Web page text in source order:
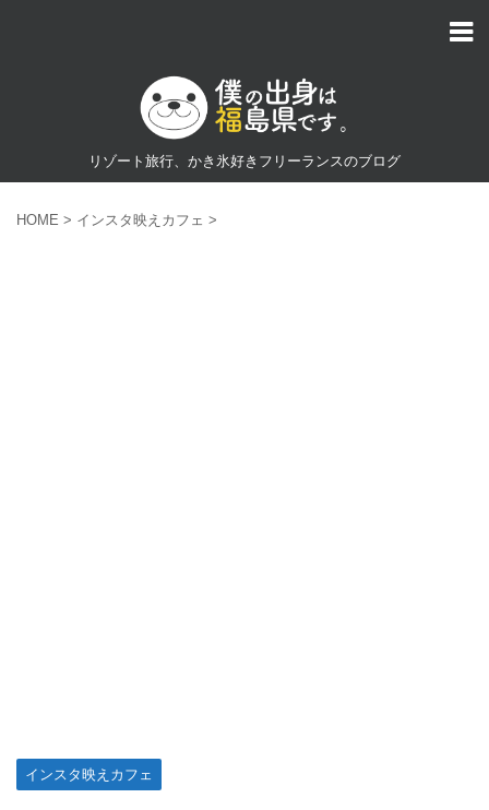
リゾート旅行、かき氷好きフリーランスのブログ
HOME > インスタ映えカフェ >
インスタ映えカフェ